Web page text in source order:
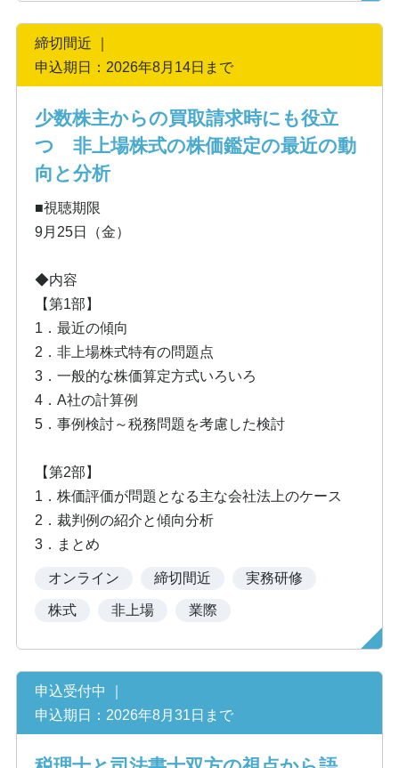
締切間近 ｜
申込期日：2026年8月14日まで
少数株主からの買取請求時にも役立
つ 非上場株式の株価鑑定の最近の動
向と分析
■視聴期限
9月25日（金）
◆内容
【第1部】
1．最近の傾向
2．非上場株式特有の問題点
3．一般的な株価算定方式いろいろ
4．A社の計算例
5．事例検討～税務問題を考慮した検討
【第2部】
1．株価評価が問題となる主な会社法上のケース
2．裁判例の紹介と傾向分析
3．まとめ
オンライン 締切間近 実務研修
株式 非上場 業際
申込受付中 ｜
申込期日：2026年8月31日まで